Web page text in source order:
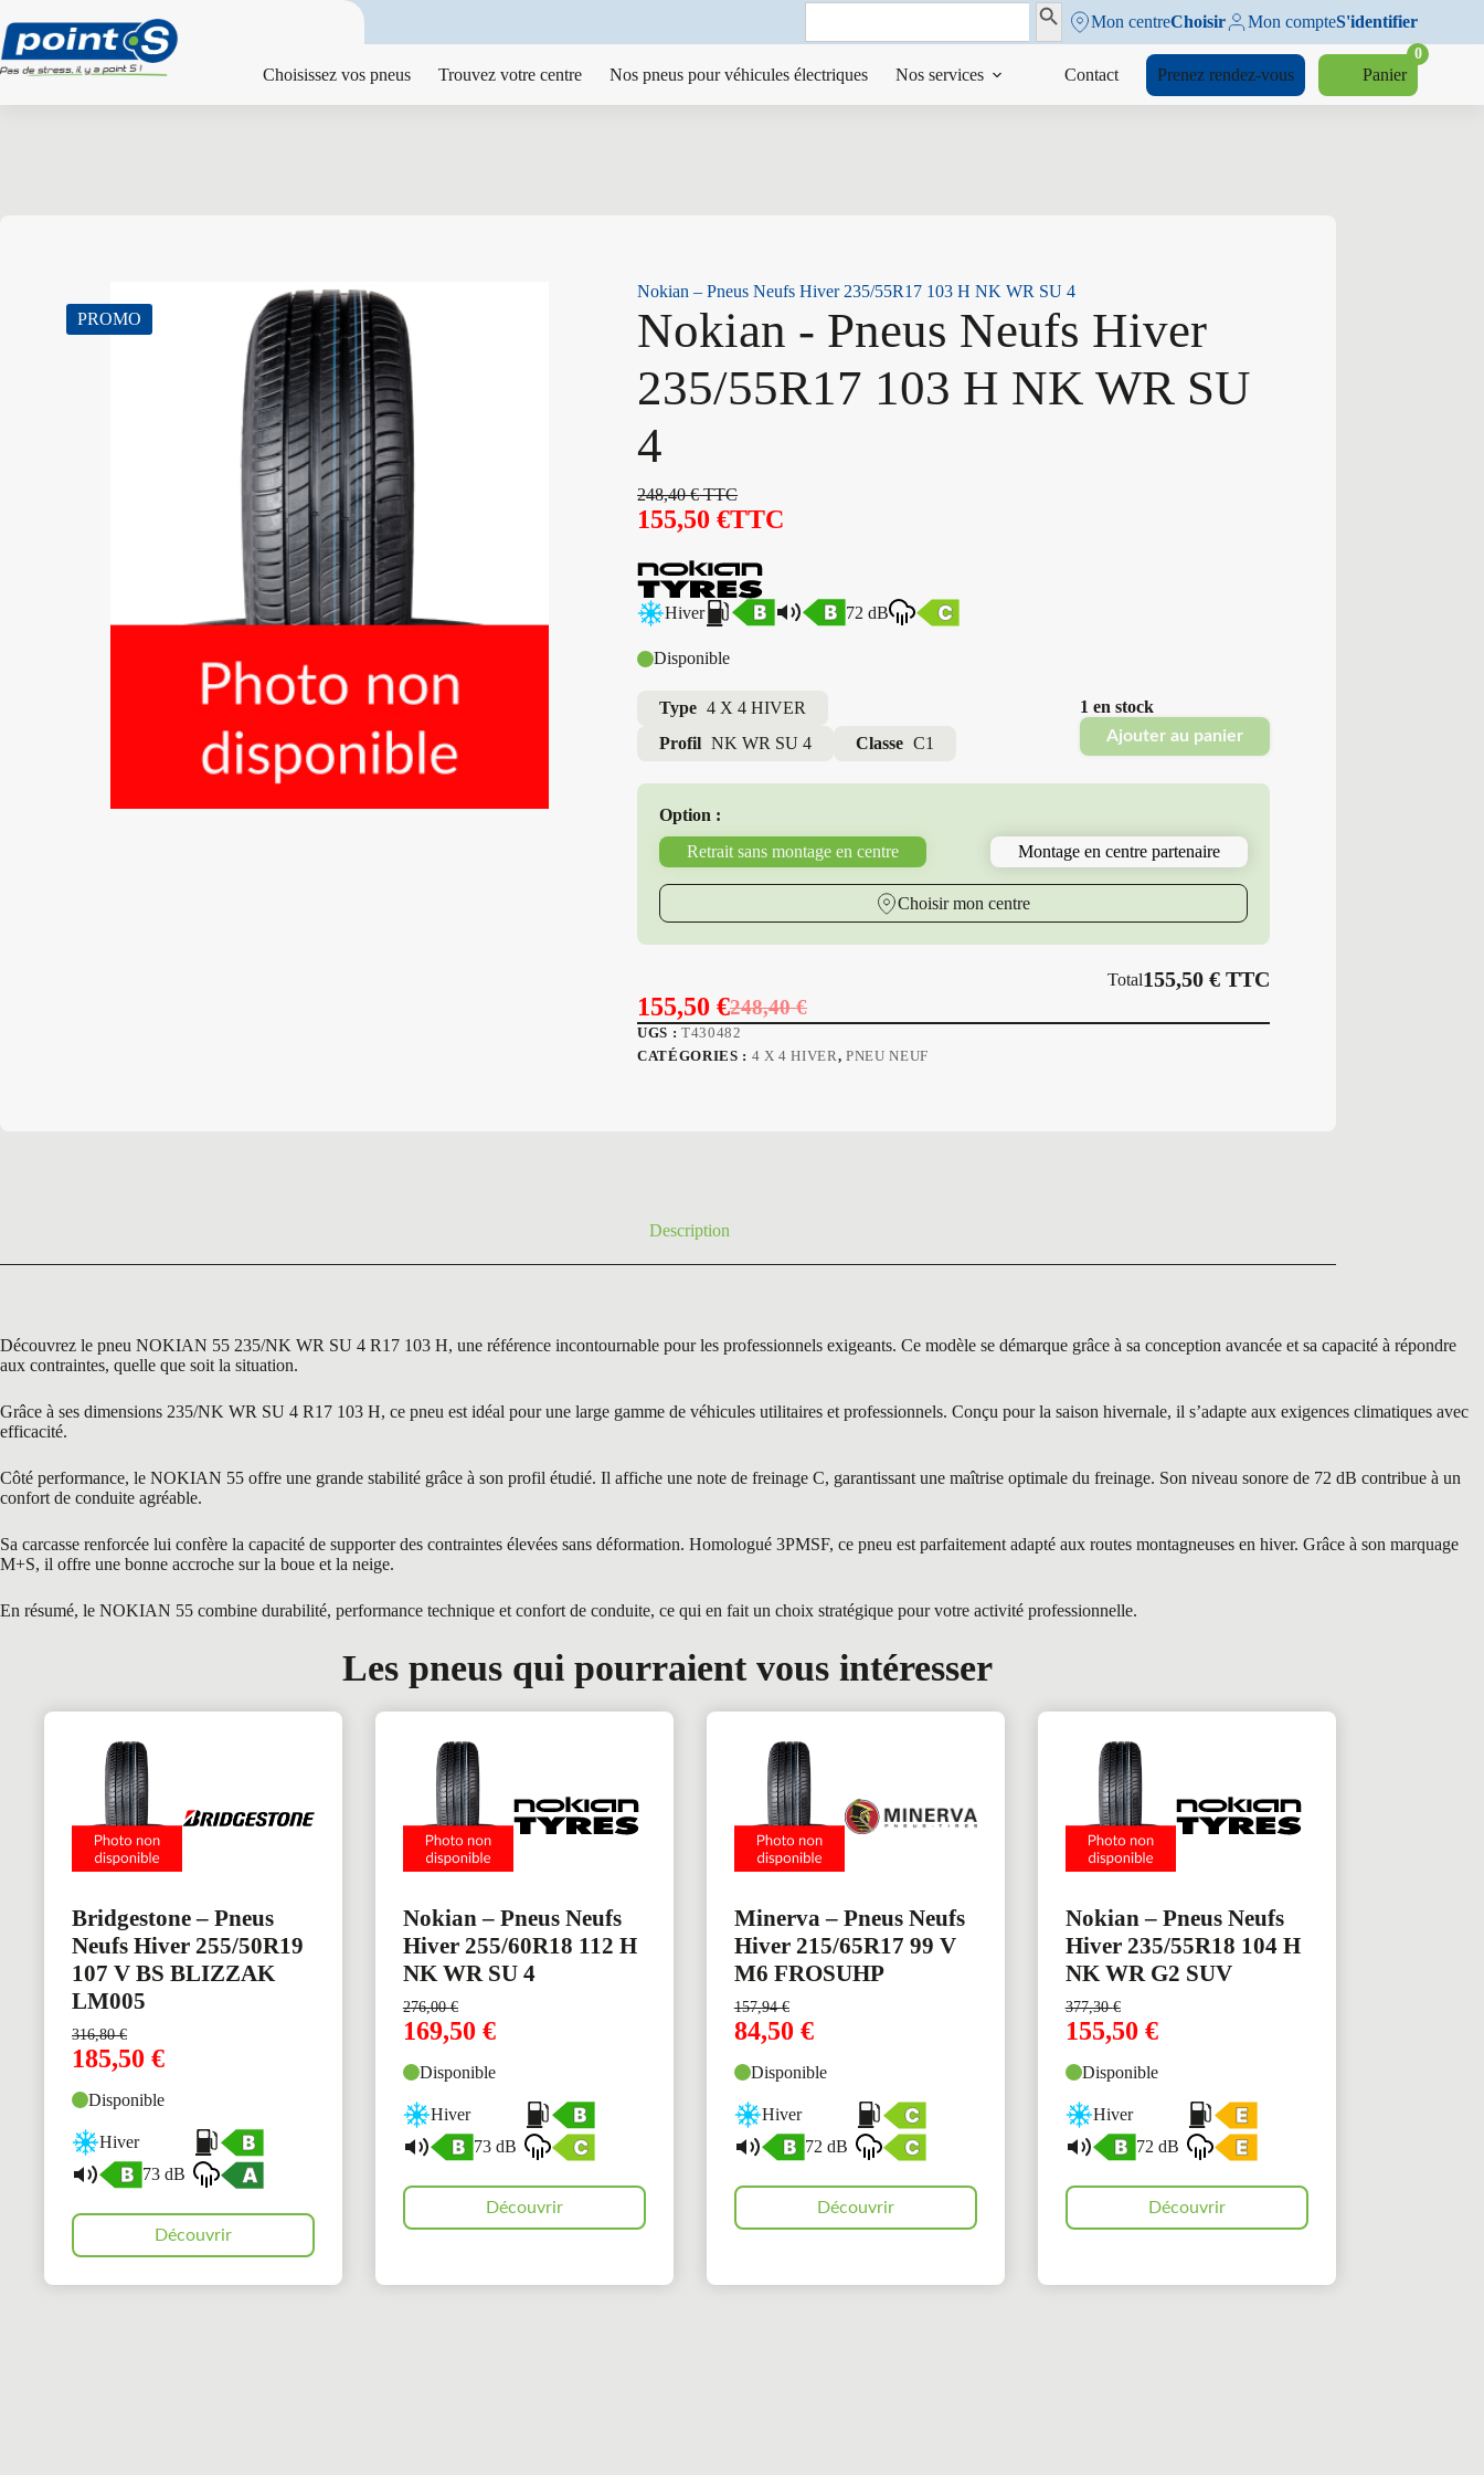
au
contenu
Search
Search ButtonMon centreChoisir Mon compteS'identifier
Choisissez vos pneus Trouvez votre centre Nos pneus pour véhicules électriques Nos services Contact Prenez rendez-vous Panier
0
PROMO
Nokian – Pneus Neufs Hiver 235/55R17 103 H NK WR SU 4
Nokian - Pneus Neufs Hiver
235/55R17 103 H NK WR SU
4
248,40€TTC
155,50€TTC
Hiver 72 dB
Disponible
Type 4 X 4 HIVER
Profil NK WR SU 4 Classe C1
1 en stock
Ajouter au panier
Option :
Retrait sans montage en centre
Montage en centre partenaire
Choisir mon centre
Total155,50 €TTC
248,40€
Le
prix
155,50€
Le
prix
UGS : T430482
CATÉGORIES : 4 X 4 HIVER,PNEU NEUF
Description
Découvrez le pneu NOKIAN 55 235/NK WR SU 4 R17 103 H, une référence incontournable pour les professionnels exigeants. Ce modèle se démarque grâce à sa conception avancée et sa capacité à répondre
aux contraintes, quelle que soit la situation.
Grâce à ses dimensions 235/NK WR SU 4 R17 103 H, ce pneu est idéal pour une large gamme de véhicules utilitaires et professionnels. Conçu pour la saison hivernale, il s’adapte aux exigences climatiques avec
efficacité.
Côté performance, le NOKIAN 55 offre une grande stabilité grâce à son profil étudié. Il affiche une note de freinage C, garantissant une maîtrise optimale du freinage. Son niveau sonore de 72 dB contribue à un
confort de conduite agréable.
Sa carcasse renforcée lui confère la capacité de supporter des contraintes élevées sans déformation. Homologué 3PMSF, ce pneu est parfaitement adapté aux routes montagneuses en hiver. Grâce à son marquage
M+S, il offre une bonne accroche sur la boue et la neige.
En résumé, le NOKIAN 55 combine durabilité, performance technique et confort de conduite, ce qui en fait un choix stratégique pour votre activité professionnelle.
Les pneus qui pourraient vous intéresser
Bridgestone – Pneus
Neufs Hiver 255/50R19
107 V BS BLIZZAK
LM005
316,80€
185,50 €
Disponible
Hiver
73 dB
Découvrir
Nokian – Pneus Neufs
Hiver 255/60R18 112 H
NK WR SU 4
276,00€
169,50 €
Disponible
Hiver
73 dB
Découvrir
Minerva – Pneus Neufs
Hiver 215/65R17 99 V
M6 FROSUHP
157,94€
84,50 €
Disponible
Hiver
72 dB
Découvrir
Nokian – Pneus Neufs
Hiver 235/55R18 104 H
NK WR G2 SUV
377,30€
155,50 €
Disponible
Hiver
72 dB
Découvrir